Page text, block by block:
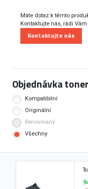
Máte dotaz k těmto
Kontaktujte nás, rádi
Kontaktujte nás
Objednávka
Kompatibilní
Originální
Renovovaný
Všechny